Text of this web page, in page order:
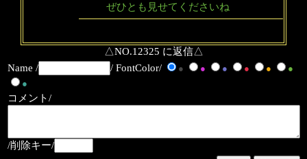
ぜひとも見せてくださいね
△NO.12325 に返信△
Name /
/ FontColor/ ● ● ● ● ●
●
●
コメント/
/削除キー/